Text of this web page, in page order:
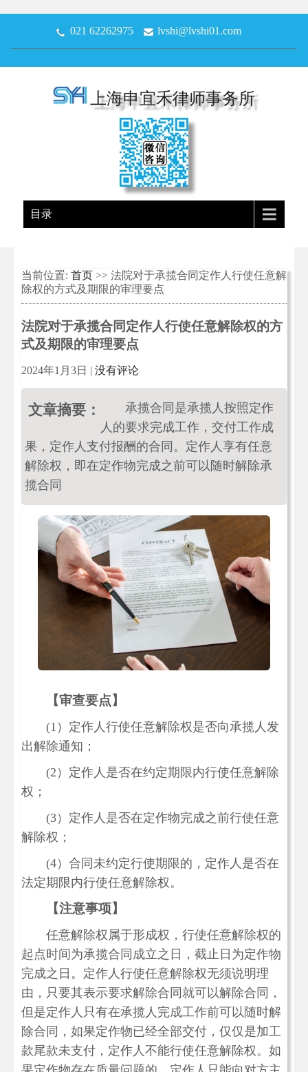
021 62262975 lvshi@lvshi01.com
上海申宜禾律师事务所
目录
当前位置: 首页 >> 法院对于承揽合同定作人行使任意解
除权的方式及期限的审理要点
法院对于承揽合同定作人行使任意解除权的方
式及期限的审理要点
2024年1月3日 | 没有评论
文章摘要：
承揽合同是承揽人按照定作
人的要求完成工作，交付工作成
果，定作人支付报酬的合同。定作人享有任意
解除权，即在定作物完成之前可以随时解除承
揽合同
【审查要点】
(1）定作人行使任意解除权是否向承揽人发
出解除通知；
(2）定作人是否在约定期限内行使任意解除
权；
(3）定作人是否在定作物完成之前行使任意
解除权；
(4）合同未约定行使期限的，定作人是否在
法定期限内行使任意解除权。
【注意事项】
任意解除权属于形成权，行使任意解除权的
起点时间为承揽合同成立之日，截止日为定作物
完成之日。定作人行使任意解除权无须说明理
由，只要其表示要求解除合同就可以解除合同，
但是定作人只有在承揽人完成工作前可以随时解
除合同，如果定作物已经全部交付，仅仅是加工
款尾款未支付，定作人不能行使任意解除权。如